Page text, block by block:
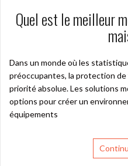
Quel est le meilleur
Dans un monde où les
préoccupantes, la protection
priorité absolue. Les solutions
options pour créer un
équipements